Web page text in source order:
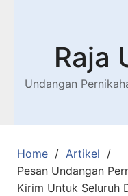
Raja
Undangan
Home
Artikel
Pesan Undangan
Kirim Untuk Seluruh